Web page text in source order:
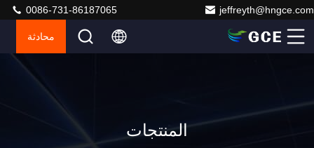
jeffreyth@hngce.com
0086-731-86187065
محادثة
المنتجات